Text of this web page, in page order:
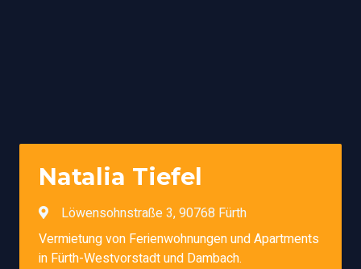
Natalia Tiefel
Löwensohnstraße 3, 90768 Fürth
Vermietung von Ferienwohnungen und Apartments
in Fürth-Westvorstadt und Dambach.